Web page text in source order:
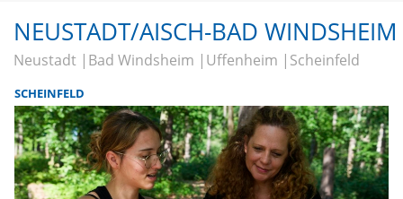
NEUSTADT/AISCH-BAD WINDSHEIM
Neustadt Bad Windsheim Uffenheim Scheinfeld
SCHEINFELD